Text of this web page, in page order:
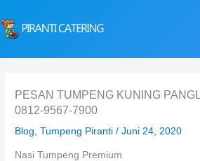
ke
konten
PESAN TUMPENG KUNING
0812-9567-7900
Blog,Tumpeng Piranti /Juni 24, 2020
Nasi Tumpeng Premium